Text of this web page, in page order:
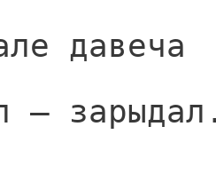
давеча
—